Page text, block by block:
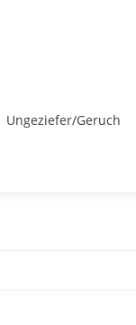
Ungeziefer/Geruch